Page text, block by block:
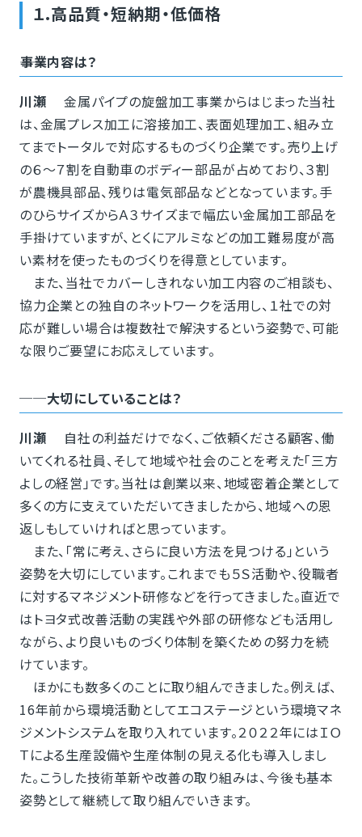
１.高品質・短納期・低価格
――事業内容は？
川瀬 金属パイプの旋盤加工事業からはじまった当社
は、金属プレス加工に溶接加工、表面処理加工、組み立
てまでトータルで対応するものづくり企業です。売り上げ
の６～７割を自動車のボディー部品が占めており、３割
が農機具部品、残りは電気部品などとなっています。手
のひらサイズからＡ３サイズまで幅広い金属加工部品を
手掛けていますが、とくにアルミなどの加工難易度が高
い素材を使ったものづくりを得意としています。
また、当社でカバーしきれない加工内容のご相談も、
協力企業との独自のネットワークを活用し、１社での対
応が難しい場合は複数社で解決するという姿勢で、可能
な限りご要望にお応えしています。
──大切にしていることは？
川瀬 自社の利益だけでなく、ご依頼くださる顧客、働
いてくれる社員、そして地域や社会のことを考えた「三方
よしの経営」です。当社は創業以来、地域密着企業として
多くの方に支えていただいてきましたから、地域への恩
返しもしていければと思っています。
また、「常に考え、さらに良い方法を見つける」という
姿勢を大切にしています。これまでも５Ｓ活動や、役職者
に対するマネジメント研修などを行ってきました。直近で
はトヨタ式改善活動の実践や外部の研修なども活用し
ながら、より良いものづくり体制を築くための努力を続
けています。
ほかにも数多くのことに取り組んできました。例えば、
16年前から環境活動としてエコステージという環境マネ
ジメントシステムを取り入れています。２０２２年にはＩＯ
Ｔによる生産設備や生産体制の見える化も導入しまし
た。こうした技術革新や改善の取り組みは、今後も基本
姿勢として継続して取り組んでいきます。